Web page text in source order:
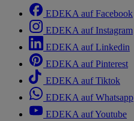
EDEKA auf Facebook
EDEKA auf Instagram
EDEKA auf Linkedin
EDEKA auf Pinterest
EDEKA auf Tiktok
EDEKA auf Whatsapp
EDEKA auf Youtube